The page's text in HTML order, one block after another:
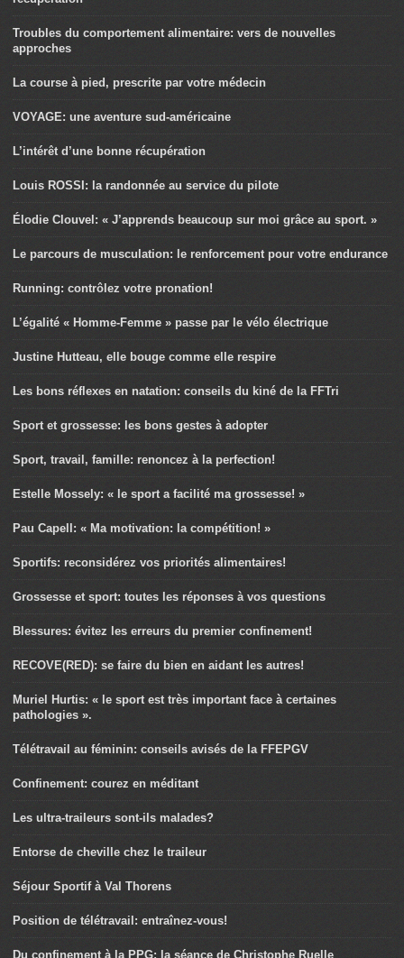
Troubles du comportement alimentaire: vers de nouvelles
approches
La course à pied, prescrite par votre médecin
VOYAGE: une aventure sud-américaine
L’intérêt d’une bonne récupération
Louis ROSSI: la randonnée au service du pilote
Élodie Clouvel: « J’apprends beaucoup sur moi grâce au sport. »
Le parcours de musculation: le renforcement pour votre endurance
Running: contrôlez votre pronation!
L’égalité « Homme-Femme » passe par le vélo électrique
Justine Hutteau, elle bouge comme elle respire
Les bons réflexes en natation: conseils du kiné de la FFTri
Sport et grossesse: les bons gestes à adopter
Sport, travail, famille: renoncez à la perfection!
Estelle Mossely: « le sport a facilité ma grossesse! »
Pau Capell: « Ma motivation: la compétition! »
Sportifs: reconsidérez vos priorités alimentaires!
Grossesse et sport: toutes les réponses à vos questions
Blessures: évitez les erreurs du premier confinement!
RECOVE(RED): se faire du bien en aidant les autres!
Muriel Hurtis: « le sport est très important face à certaines
pathologies ».
Télétravail au féminin: conseils avisés de la FFEPGV
Confinement: courez en méditant
Les ultra-traileurs sont-ils malades?
Entorse de cheville chez le traileur
Séjour Sportif à Val Thorens
Position de télétravail: entraînez-vous!
Du confinement à la PPG: la séance de Christophe Ruelle